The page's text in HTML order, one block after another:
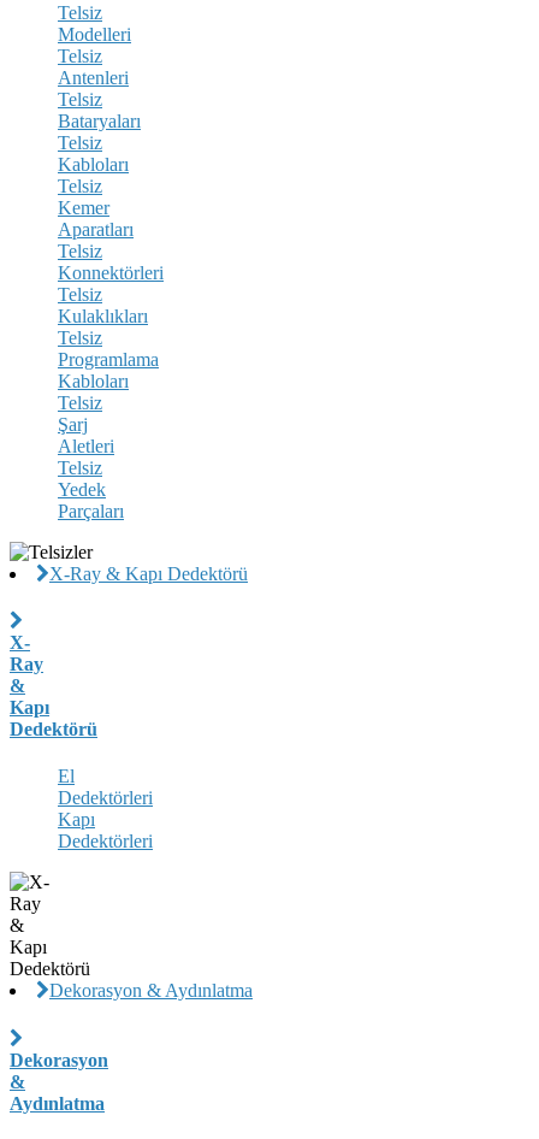
Telsiz
Modelleri
Telsiz
Antenleri
Telsiz
Bataryaları
Telsiz
Kabloları
Telsiz
Kemer
Aparatları
Telsiz
Konnektörleri
Telsiz
Kulaklıkları
Telsiz
Programlama
Kabloları
Telsiz
Şarj
Aletleri
Telsiz
Yedek
Parçaları
X-Ray & Kapı Dedektörü
X-
Ray
&
Kapı
Dedektörü
El
Dedektörleri
Kapı
Dedektörleri
Dekorasyon & Aydınlatma
Dekorasyon
&
Aydınlatma